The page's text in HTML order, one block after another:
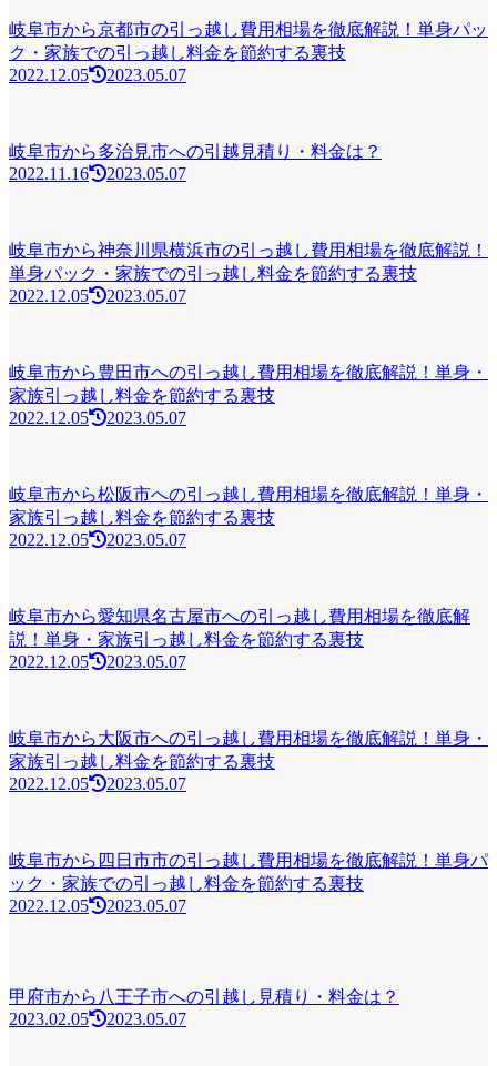
岐阜市から京都市の引っ越し費用相場を徹底解説！単身パッ
ク・家族での引っ越し料金を節約する裏技
2022.12.05
2023.05.07
岐阜市から多治見市への引越見積り・料金は？
2022.11.16
2023.05.07
岐阜市から神奈川県横浜市の引っ越し費用相場を徹底解説！
単身パック・家族での引っ越し料金を節約する裏技
2022.12.05
2023.05.07
岐阜市から豊田市への引っ越し費用相場を徹底解説！単身・
家族引っ越し料金を節約する裏技
2022.12.05
2023.05.07
岐阜市から松阪市への引っ越し費用相場を徹底解説！単身・
家族引っ越し料金を節約する裏技
2022.12.05
2023.05.07
岐阜市から愛知県名古屋市への引っ越し費用相場を徹底解
説！単身・家族引っ越し料金を節約する裏技
2022.12.05
2023.05.07
岐阜市から大阪市への引っ越し費用相場を徹底解説！単身・
家族引っ越し料金を節約する裏技
2022.12.05
2023.05.07
岐阜市から四日市市の引っ越し費用相場を徹底解説！単身パ
ック・家族での引っ越し料金を節約する裏技
2022.12.05
2023.05.07
甲府市から八王子市への引越し見積り・料金は？
2023.02.05
2023.05.07